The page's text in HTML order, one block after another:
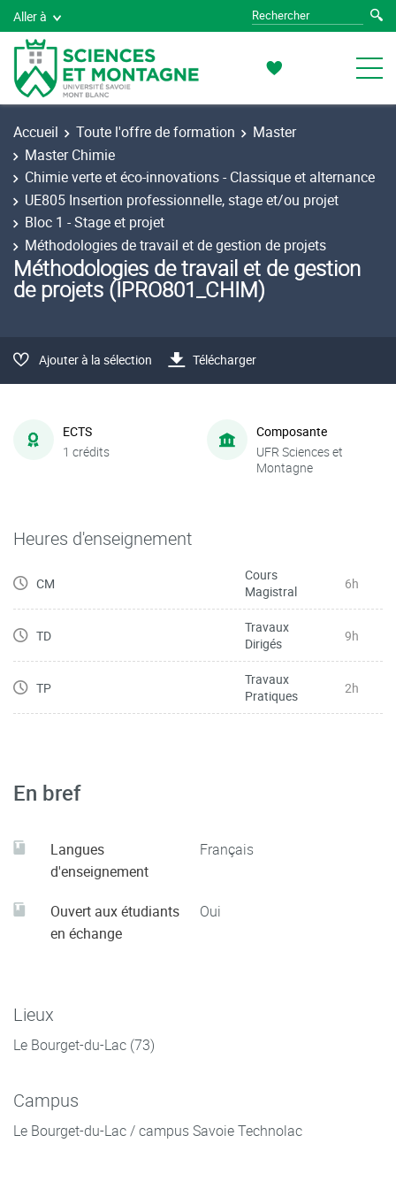
Aller à
Accueil Toute l'offre de formation
Master
Master Chimie
Chimie verte et éco-innovations - Classique et alternance
UE805 Insertion professionnelle, stage et/ou projet
Bloc 1 - Stage et projet
Méthodologies de travail et de gestion de projets
Méthodologies de travail et de gestion
de projets (IPRO801_CHIM)
Ajouter à la sélection Télécharger
ECTS
1 crédits
Composante
UFR Sciences et
Montagne
Heures d'enseignement
CM
Cours
Magistral
6h
TD
Travaux
Dirigés
9h
TP
Travaux
Pratiques
2h
En bref
Langues
d'enseignement
Français
Ouvert aux étudiants
en échange
Oui
Lieux
Le Bourget-du-Lac (73)
Campus
Le Bourget-du-Lac / campus Savoie Technolac